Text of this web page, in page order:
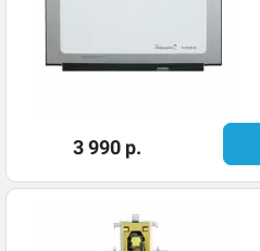
3 990 р.